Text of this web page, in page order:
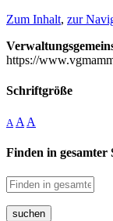
Zum Inhalt, zur
https://
Schriftgröße
A A A
Finden in gesamter
suchen